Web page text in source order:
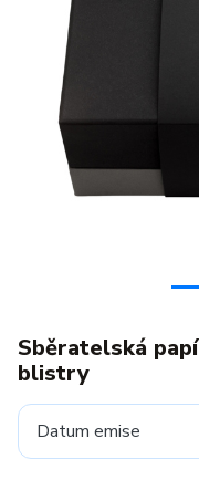
Previous
Sběratelská
blistry
Datum emise